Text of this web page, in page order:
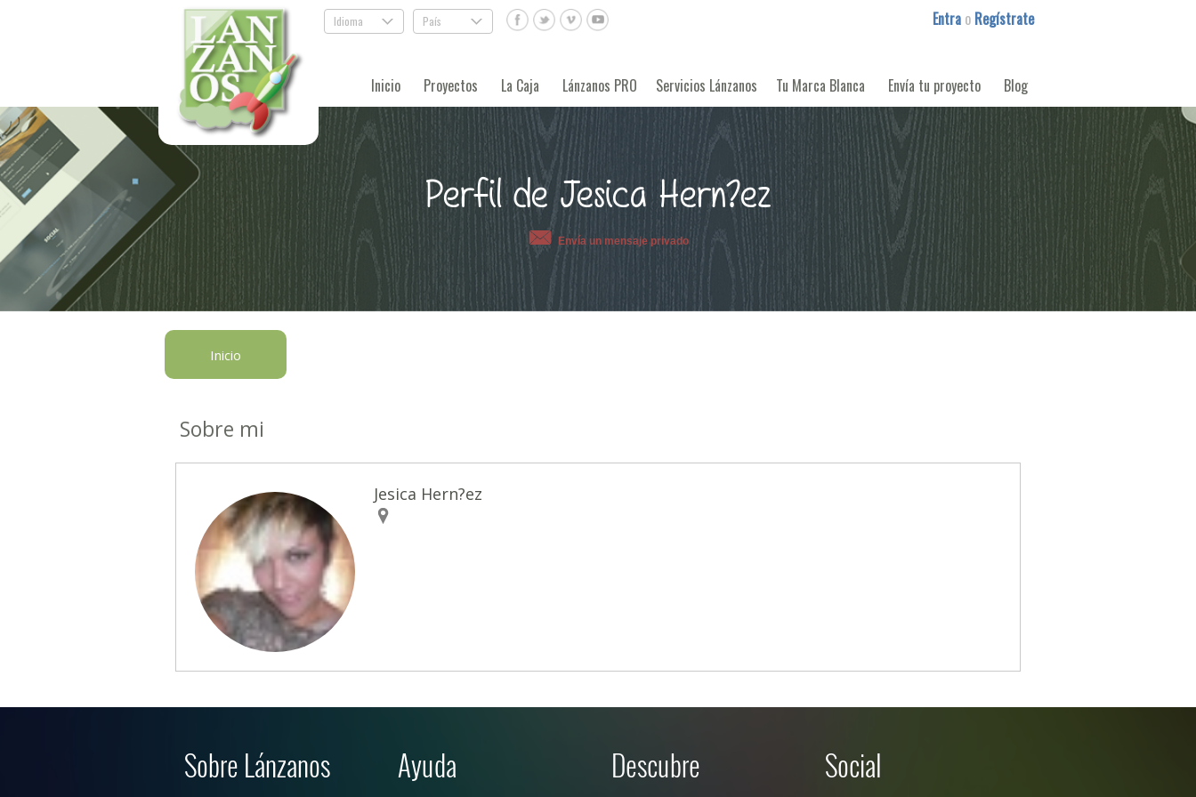
Idioma . País . Entra o Regístrate
Inicio Proyectos La Caja Lánzanos PRO Servicios Lánzanos Tu Marca Blanca Envía tu proyecto Blog
Perfil de Jesica Hern?ez
Envía un mensaje privado
Inicio
Sobre mi
Jesica Hern?ez
Sobre Lánzanos Ayuda Descubre Social